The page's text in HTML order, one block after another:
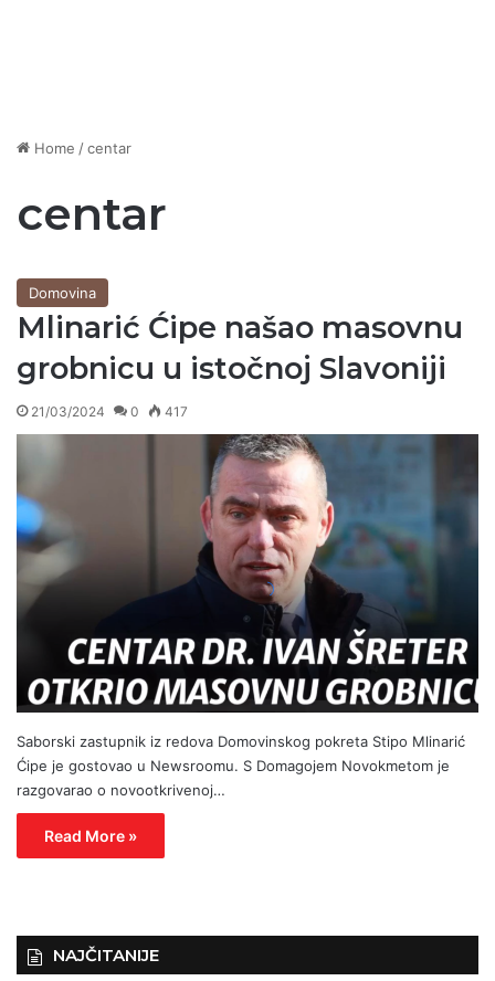
Home /centar
centar
Domovina
Mlinarić Ćipe našao masovnu
grobnicu u istočnoj Slavoniji
21/03/2024 0 417
Saborski zastupnik iz redova Domovinskog pokreta Stipo Mlinarić
Ćipe je gostovao u Newsroomu. S Domagojem Novokmetom je
razgovarao o novootkrivenoj…
Read More »
NAJČITANIJE